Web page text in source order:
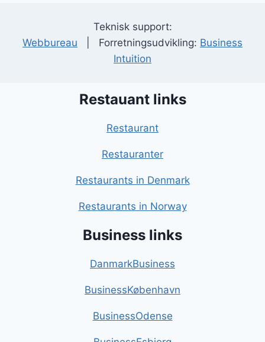
Teknisk support:
Webbureau | Forretningsudvikling: Business
Intuition
Restauant links
Restaurant
Restauranter
Restaurants in Denmark
Restaurants in Norway
Business links
DanmarkBusiness
BusinessKøbenhavn
BusinessOdense